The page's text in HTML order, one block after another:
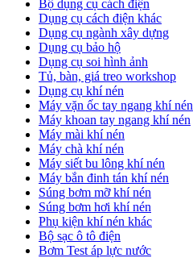
Bộ dụng cụ cách điện
Dụng cụ cách điện khác
Dụng cụ ngành xây dựng
Dụng cụ bảo hộ
Dụng cụ soi hình ảnh
Tủ, bàn, giá treo workshop
Dụng cụ khí nén
Máy vặn ốc tay ngang khí nén
Máy khoan tay ngang khí nén
Máy mài khí nén
Máy chà khí nén
Máy siết bu lông khí nén
Máy bắn đinh tán khí nén
Súng bơm mỡ khí nén
Súng bơm hơi khí nén
Phụ kiện khí nén khác
Bộ sạc ô tô điện
Bơm Test áp lực nước